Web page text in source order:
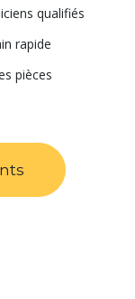
qualifiés
rapide
pièces